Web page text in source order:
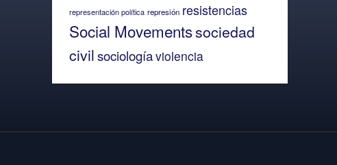
representación política represión resistencias
Social Movementssociedad
civilsociologíaviolencia